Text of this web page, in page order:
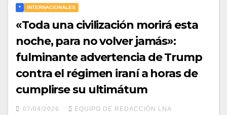
* INTERNACIONALES
«Toda una civilización morirá esta
noche, para no volver jamás»:
fulminante advertencia de Trump
contra el régimen iraní a horas de
cumplirse su ultimátum
07/04/2026 EQUIPO DE REDACCIÓN LNA